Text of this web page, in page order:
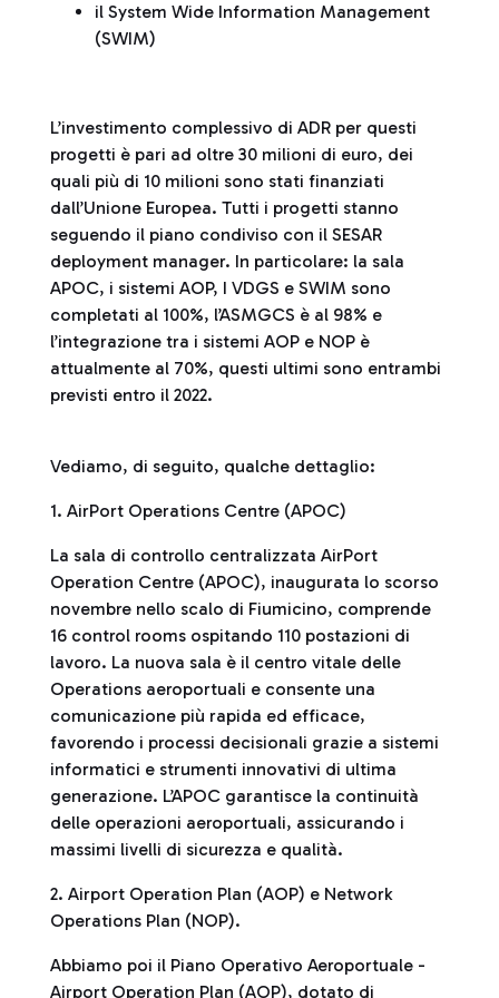
il System Wide Information Management
(SWIM)
L’investimento complessivo di ADR per questi
progetti è pari ad oltre 30 milioni di euro, dei
quali più di 10 milioni sono stati finanziati
dall’Unione Europea. Tutti i progetti stanno
seguendo il piano condiviso con il SESAR
deployment manager. In particolare: la sala
APOC, i sistemi AOP, I VDGS e SWIM sono
completati al 100%, l’ASMGCS è al 98% e
l’integrazione tra i sistemi AOP e NOP è
attualmente al 70%, questi ultimi sono entrambi
previsti entro il 2022.
Vediamo, di seguito, qualche dettaglio:
1. AirPort Operations Centre (APOC)
La sala di controllo centralizzata AirPort
Operation Centre (APOC), inaugurata lo scorso
novembre nello scalo di Fiumicino, comprende
16 control rooms ospitando 110 postazioni di
lavoro. La nuova sala è il centro vitale delle
Operations aeroportuali e consente una
comunicazione più rapida ed efficace,
favorendo i processi decisionali grazie a sistemi
informatici e strumenti innovativi di ultima
generazione. L’APOC garantisce la continuità
delle operazioni aeroportuali, assicurando i
massimi livelli di sicurezza e qualità.
2. Airport Operation Plan (AOP) e Network
Operations Plan (NOP).
Abbiamo poi il Piano Operativo Aeroportuale -
Airport Operation Plan (AOP), dotato di